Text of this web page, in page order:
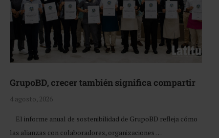
GrupoBD, crecer también significa compartir
4 agosto, 2026
El informe anual de sostenibilidad de GrupoBD refleja cómo
las alianzas con colaboradores, organizaciones …